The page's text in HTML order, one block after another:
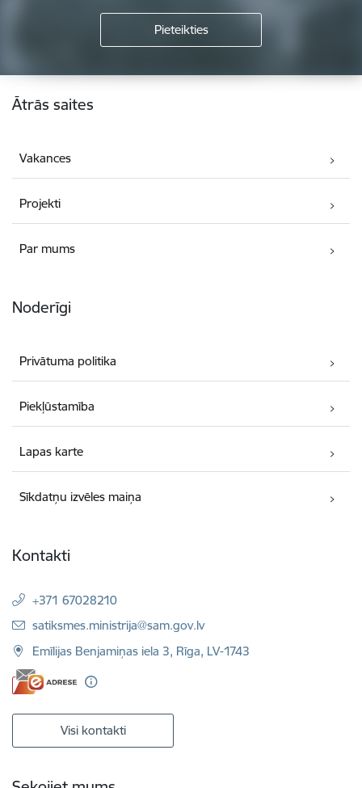
Kājene
Ātrās saites
Vakances
Projekti
Par mums
Noderīgi
Privātuma politika
Piekļūstamība
Lapas karte
Sīkdatņu izvēles maiņa
Kontakti
+371 67028210
E-pasts:
satiksmes.ministrija@sam.gov.lv
Emīlijas Benjamiņas iela 3, Rīga, LV-1743
Visi kontakti